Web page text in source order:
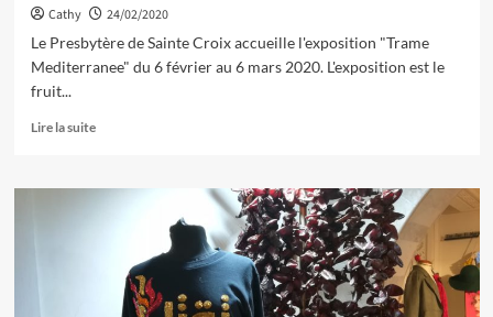
Cathy
24/02/2020
Le Presbytère de Sainte Croix accueille l'exposition "Trame
Mediterranee" du 6 février au 6 mars 2020. L'exposition est le
fruit...
Lire la suite